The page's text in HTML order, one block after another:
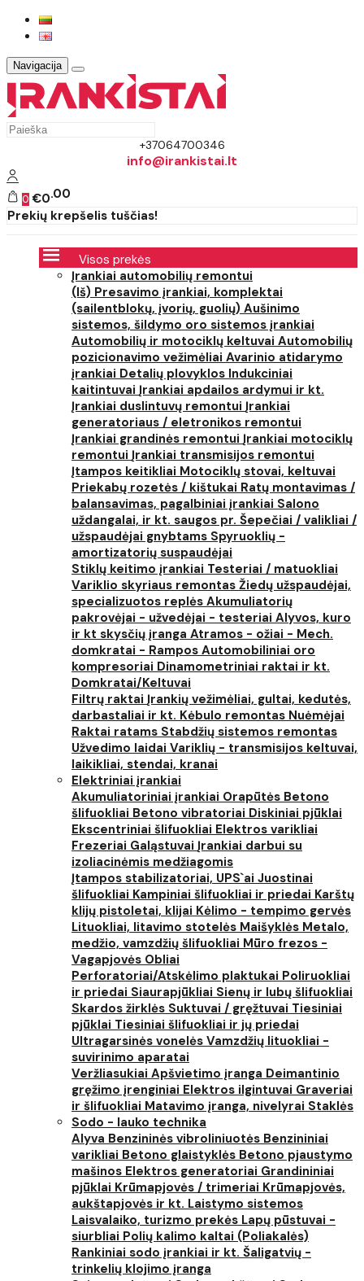
Navigacija
+37064700346
info@irankistai.lt
0 €0 00
Prekių krepšelis tuščias!
Visos prekės
Įrankiai automobilių remontui
(Iš) Presavimo įrankiai, komplektai
(sailentblokų, įvorių, guolių) Aušinimo
sistemos, šildymo oro sistemos įrankiai
Automobilių ir motociklų keltuvai Automobilių
pozicionavimo vežimėliai Avarinio atidarymo
įrankiai Detalių plovyklos Indukciniai
kaitintuvai Įrankiai apdailos ardymui ir kt.
Įrankiai duslintuvų remontui Įrankiai
generatoriaus / eletronikos remontui
Įrankiai grandinės remontui Įrankiai motociklų
remontui Įrankiai transmisijos remontui
Įtampos keitikliai Motociklų stovai, keltuvai
Priekabų rozetės / kištukai Ratų montavimas /
balansavimas, pagalbiniai įrankiai Salono
uždangalai, ir kt. saugos pr. Šepečiai / valikliai /
užspaudėjai gnybtams Spyruoklių -
amortizatorių suspaudėjai
Stiklų keitimo įrankiai Testeriai / matuokliai
Variklio skyriaus remontas Žiedų užspaudėjai,
specializuotos replės Akumuliatorių
pakrovėjai - užvedėjai - testeriai Alyvos, kuro
ir kt skysčių įranga Atramos - ožiai - Mech.
domkratai - Rampos Automobiliniai oro
kompresoriai Dinamometriniai raktai ir kt.
Domkratai/Keltuvai
Filtrų raktai Įrankių vežimėliai, gultai, kedutės,
darbastaliai ir kt. Kėbulo remontas Nuėmėjai
Raktai ratams Stabdžių sistemos remontas
Užvedimo laidai Variklių - transmisijos keltuvai,
laikikliai, stendai, kranai
Elektriniai įrankiai
Akumuliatoriniai įrankiai Orapūtės Betono
šlifuokliai Betono vibratoriai Diskiniai pjūklai
Ekscentriniai šlifuokliai Elektros varikliai
Frezeriai Galąstuvai Įrankiai darbui su
izoliacinėmis medžiagomis
Įtampos stabilizatoriai, UPS`ai Juostinai
šlifuokliai Kampiniai šlifuokliai ir priedai Karštų
klijų pistoletai, klijai Kėlimo - tempimo gervės
Lituokliai, litavimo stotelės Maišyklės Metalo,
medžio, vamzdžių šlifuokliai Mūro frezos -
Vagapjovės Obliai
Perforatoriai/Atskėlimo plaktukai Poliruokliai
ir priedai Siaurapjūkliai Sienų ir lubų šlifuokliai
Skardos žirklės Suktuvai / gręžtuvai Tiesiniai
pjūklai Tiesiniai šlifuokliai ir jų priedai
Ultragarsinės vonelės Vamzdžių lituokliai -
suvirinimo aparatai
Veržliasukiai Apšvietimo įranga Deimantinio
gręžimo įrenginiai Elektros ilgintuvai Graveriai
ir šlifuokliai Matavimo įranga, nivelyrai Staklės
Sodo - lauko technika
Alyva Benzininės vibroliniuotės Benzininiai
varikliai Betono glaistyklės Betono pjaustymo
mašinos Elektros generatoriai Grandininiai
pjūklai Krūmapjovės / trimeriai Krūmapjovės,
aukštapjovės ir kt. Laistymo sistemos
Laisvalaiko, turizmo prekės Lapų pūstuvai -
siurbliai Polių kalimo kaltai (Poliakalės)
Rankiniai sodo įrankiai ir kt. Šaligatvių -
trinkelių klojimo įranga